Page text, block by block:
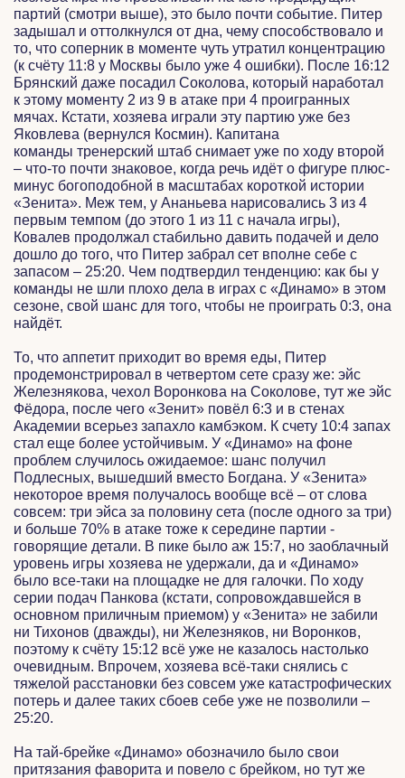
партий (смотри выше), это было почти событие. Питер
задышал и оттолкнулся от дна, чему способствовало и
то, что соперник в моменте чуть утратил концентрацию
(к счёту 11:8 у Москвы было уже 4 ошибки). После 16:12
Брянский даже посадил Соколова, который наработал
к этому моменту 2 из 9 в атаке при 4 проигранных
мячах. Кстати, хозяева играли эту партию уже без
Яковлева (вернулся Космин). Капитана
команды тренерский штаб снимает уже по ходу второй
– что-то почти знаковое, когда речь идёт о фигуре плюс-
минус богоподобной в масштабах короткой истории
«Зенита». Меж тем, у Ананьева нарисовались 3 из 4
первым темпом (до этого 1 из 11 с начала игры),
Ковалев продолжал стабильно давить подачей и дело
дошло до того, что Питер забрал сет вполне себе с
запасом – 25:20. Чем подтвердил тенденцию: как бы у
команды не шли плохо дела в играх с «Динамо» в этом
сезоне, свой шанс для того, чтобы не проиграть 0:3, она
найдёт.
То, что аппетит приходит во время еды, Питер
продемонстрировал в четвертом сете сразу же: эйс
Железнякова, чехол Воронкова на Соколове, тут же эйс
Фёдора, после чего «Зенит» повёл 6:3 и в стенах
Академии всерьез запахло камбэком. К счету 10:4 запах
стал еще более устойчивым. У «Динамо» на фоне
проблем случилось ожидаемое: шанс получил
Подлесных, вышедший вместо Богдана. У «Зенита»
некоторое время получалось вообще всё – от слова
совсем: три эйса за половину сета (после одного за три)
и больше 70% в атаке тоже к середине партии -
говорящие детали. В пике было аж 15:7, но заоблачный
уровень игры хозяева не удержали, да и «Динамо»
было все-таки на площадке не для галочки. По ходу
серии подач Панкова (кстати, сопровождавшейся в
основном приличным приемом) у «Зенита» не забили
ни Тихонов (дважды), ни Железняков, ни Воронков,
поэтому к счёту 15:12 всё уже не казалось настолько
очевидным. Впрочем, хозяева всё-таки снялись с
тяжелой расстановки без совсем уже катастрофических
потерь и далее таких сбоев себе уже не позволили –
25:20.
На тай-брейке «Динамо» обозначило было свои
притязания фаворита и повело с брейком, но тут же